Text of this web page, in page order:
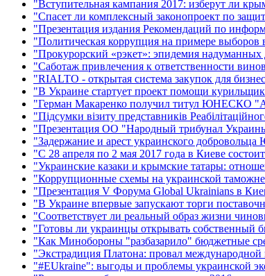
"Вступительная кампания 2017: изберут ли
"Спасет ли комплексный законопроект по
"Презентация издания Рекомендаций по
"Политическая коррупция на примере выборов
"Прокурорский «рэкет»: эпидемия
"Саботаж привлечения к ответственности
"RIALTO - открытая система закупок для
"В Украине стартует проект помощи
"Герман Макаренко получил титул ЮНЕСКО
"Підсумки візиту представників
"Презентация ОО "Народный трибунал
"Задержание и арест украинского
"С 28 апреля по 2 мая 2017 года в Киеве
"Украинские казаки и крымские татары:
"Коррупционные схемы на украинской
"Презентация V Форума Global Ukrainians в
"В Украине впервые запускают торги
"Соответствует ли реальный образ жизни
"Готовы ли украинцы открывать собственный
"Как Минобороны "разбазарило" бюджетные
"Экстрадиция Платона: провал
"#EUkraine": выгоды и проблемы украинской